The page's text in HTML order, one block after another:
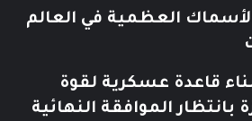
العظمية في العالم
قاعدة عسكرية لقوة
الموافقة النهائية